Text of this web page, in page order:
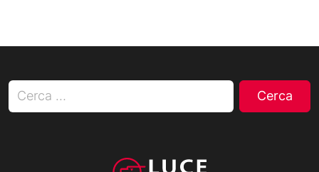
Ricerca per: